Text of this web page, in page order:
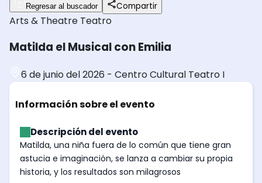
Regresar al buscador Compartir
Arts & Theatre Teatro
Matilda el Musical con Emilia
6 de junio del 2026 - Centro Cultural Teatro I
Información sobre el evento
Descripción del evento
Matilda, una niña fuera de lo común que tiene gran
astucia e imaginación, se lanza a cambiar su propia
historia, y los resultados son milagrosos